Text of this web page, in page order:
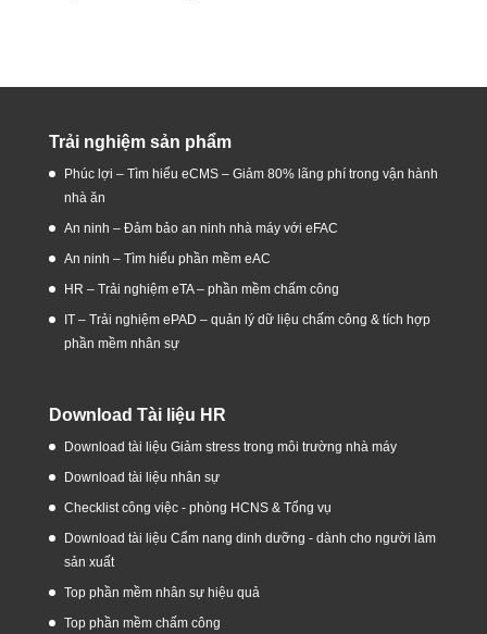
Trải nghiệm sản phẩm
Phúc lợi – Tìm hiểu eCMS – Giảm 80% lãng phí trong vận hành
nhà ăn
An ninh – Đảm bảo an ninh nhà máy với eFAC
An ninh – Tìm hiểu phần mềm eAC
HR – Trải nghiệm eTA – phần mềm chấm công
IT – Trải nghiệm ePAD – quản lý dữ liệu chấm công & tích hợp
phần mềm nhân sự
Download Tài liệu HR
Download tài liệu Giảm stress trong môi trường nhà máy
Download tài liệu nhân sự
Checklist công việc - phòng HCNS & Tổng vụ
Download tài liệu Cẩm nang dinh dưỡng - dành cho người làm
sản xuất
Top phần mềm nhân sự hiệu quả
Top phần mềm chấm công